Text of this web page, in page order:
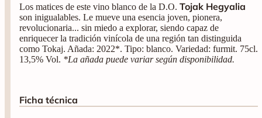
Los matices de este vino blanco de la D.O. Tojak Hegyalia
son inigualables. Le mueve una esencia joven, pionera,
revolucionaria... sin miedo a explorar, siendo capaz de
enriquecer la tradición vinícola de una región tan distinguida
como Tokaj. Añada: 2022*. Tipo: blanco. Variedad: furmit. 75cl.
13,5% Vol. *La añada puede variar según disponibilidad.
Ficha técnica